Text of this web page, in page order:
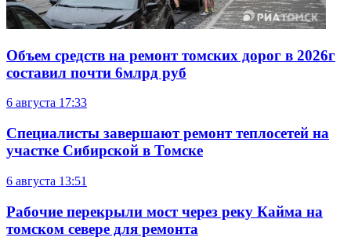
Объем средств на ремонт томских дорог в 2026г
составил почти 6млрд руб
6 августа 17:33
Специалисты завершают ремонт теплосетей на
участке Сибирской в Томске
6 августа 13:51
Рабочие перекрыли мост через реку Кайма на
томском севере для ремонта